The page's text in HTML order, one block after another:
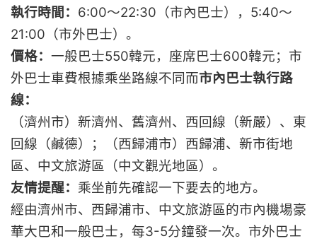
執行時間： 6:00～22:30（市內巴士），5:40～
21:00（市外巴士）。
價格： 一般巴士550韓元，座席巴士600韓元；市
外巴士車費根據乘坐路線不同而市內巴士執行路
線：
（濟州市）新濟州、舊濟州、西回線（新嚴）、東
回線（鹹德）；（西歸浦市）西歸浦、新市街地
區、中文旅游區（中文觀光地區）。
友情提醒： 乘坐前先確認一下要去的地方。
經由濟州市、西歸浦市、中文旅游區的市內機場豪
華大巴和一般巴士，每3-5分鐘發一次。市外巴士